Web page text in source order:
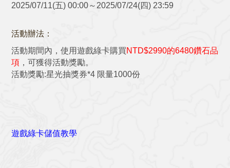
2025/07/11(五) 00:00～2025/07/24(四) 23:59
活動辦法：
活動期間內，使用遊戲綠卡購買NTD$2990的6480鑽石品
項 ，可獲得活動獎勵。
活動獎勵:星光抽獎券*4 限量1000份
遊戲綠卡儲值教學